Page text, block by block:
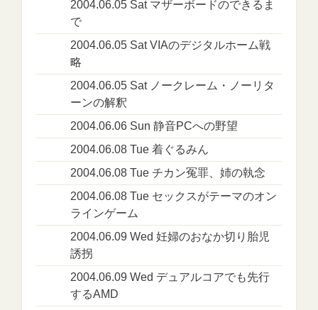
2004.06.05 Sat マザーボードのできるま
で
2004.06.05 Sat VIAのデジタルホーム戦
略
2004.06.05 Sat ノークレーム・ノーリタ
ーンの解釈
2004.06.06 Sun 静音PCへの野望
2004.06.08 Tue 着ぐるみん
2004.06.08 Tue チカン冤罪、姉の執念
2004.06.08 Tue セックスがテーマのオン
ラインゲーム
2004.06.09 Wed 妊婦のおなか切り胎児
誘拐
2004.06.09 Wed デュアルコアでも先行
するAMD